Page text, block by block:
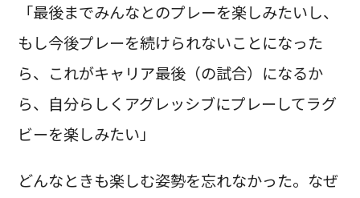
「最後までみんなとのプレーを楽しみたいし、
もし今後プレーを続けられないことになった
ら、これがキャリア最後（の試合）になるか
ら、自分らしくアグレッシブにプレーしてラグ
ビーを楽しみたい」
どんなときも楽しむ姿勢を忘れなかった。なぜ